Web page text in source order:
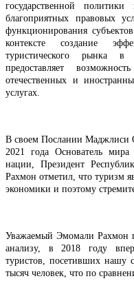
государственной
благоприятных правовых
функционирования
контексте создание
туристического рынка в
предоставляет
отечественных и
услугах.
В своем Послании Маджлиси
2021 года Основатель
нации, Президент
Рахмон отметил, что туризм
экономики и поэтому
Уважаемый Эмомали Рахмон
анализу, в 2018 году
туристов, посетивших нашу
тысяч человек, что по